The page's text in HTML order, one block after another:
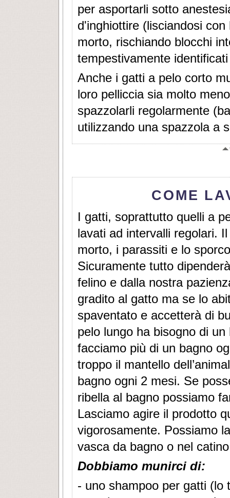
per asportarli sotto
d'inghiottire (lisciandosi
morto, rischiando blocchi
tempestivamente
Anche i gatti a pelo corto
loro pelliccia sia molto
spazzolarli regolarmente
utilizzando una spazzola a
COME
I gatti, soprattutto quelli a
lavati ad intervalli regolari.
morto, i parassiti e lo
Sicuramente tutto
felino e dalla nostra
gradito al gatto ma se lo
spaventato e accetterà di
pelo lungo ha bisogno di
facciamo più di un bagno
troppo il mantello
bagno ogni 2 mesi. Se
ribella al bagno possiamo
Lasciamo agire il prodotto
vigorosamente. Possiamo
vasca da bagno o nel
Dobbiamo munirci di:
- uno shampoo per gatti (lo